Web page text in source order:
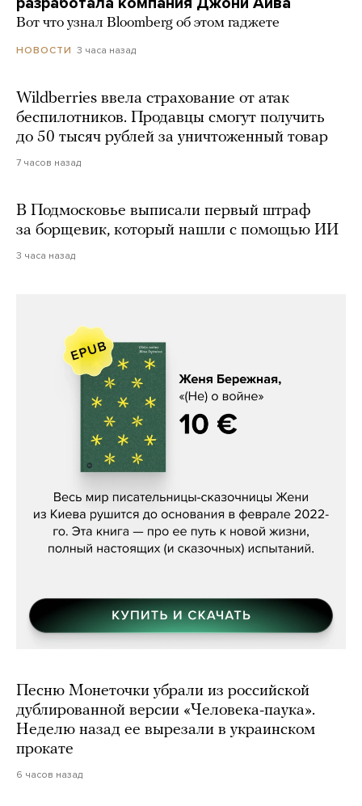
Вот что узнал Bloomberg об этом гаджете
НОВОСТИ 3 часа назад
Wildberries ввела страхование от атак
беспилотников. Продавцы смогут получить
до 50 тысяч рублей за уничтоженный товар
7 часов назад
В Подмосковье выписали первый штраф
за борщевик, который нашли с помощью ИИ
3 часа назад
Женя Бережная, «(Не) о войне»
Песню Монеточки убрали из российской
дублированной версии «Человека-паука».
Неделю назад ее вырезали в украинском
прокате
6 часов назад